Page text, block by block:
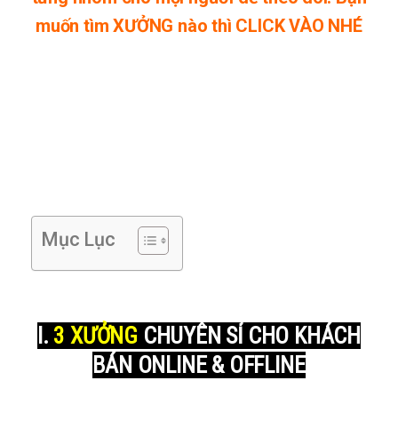
muốn tìm XƯỞNG nào thì CLICK VÀO NHÉ
Mục Lục
I. 3 XƯỞNG CHUYÊN SỈ CHO KHÁCH
BÁN ONLINE & OFFLINE